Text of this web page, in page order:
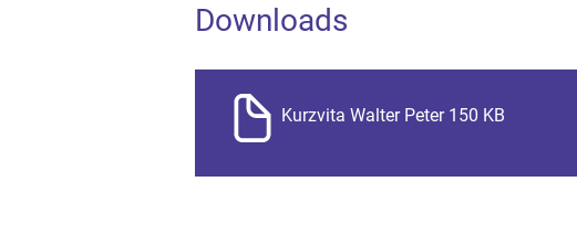
Downloads
Kurzvita Walter Peter 150 KB